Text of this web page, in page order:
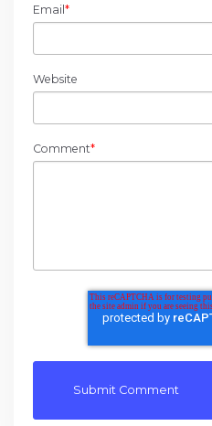
Email *
Website
Comment*